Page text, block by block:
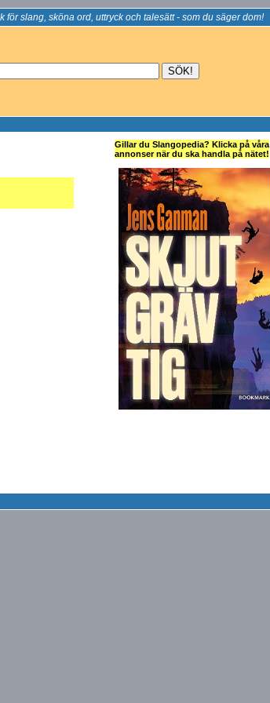
för slang, sköna ord, uttryck och talesätt - som du säger dom!
Gillar du Slangopedia? Klicka på våra
annonser när du ska handla på nätet!